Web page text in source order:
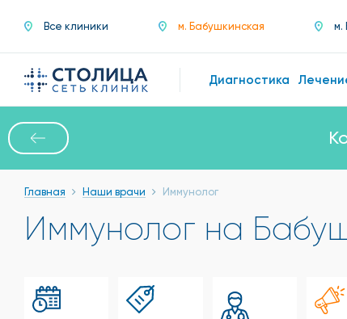
Все клиники м. Бабушкинская м.
Диагностика
Главная Наши врачи Иммунолог
Иммунолог на